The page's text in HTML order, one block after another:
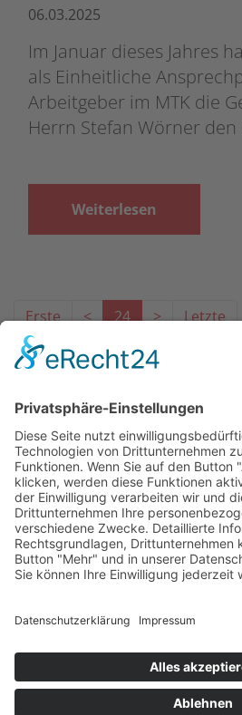
06.03.2025
Im Januar dieses Jahres
als Einheitliche
Arbeitgeber im MTK die
Herrn Stefan Wörner
Weiterlesen
Erste < 24 > Letzte
Das Projekt zur Implementierung
Ansprechstellen für Arbeitgeber
Hessen wird gefördert aus Mitteln
Integrationsamtes. Das Projekt
des Hessischen Ministeriums für
Jugend und Soziales von der
Bildungswerks der Hessischen
durchgeführt.